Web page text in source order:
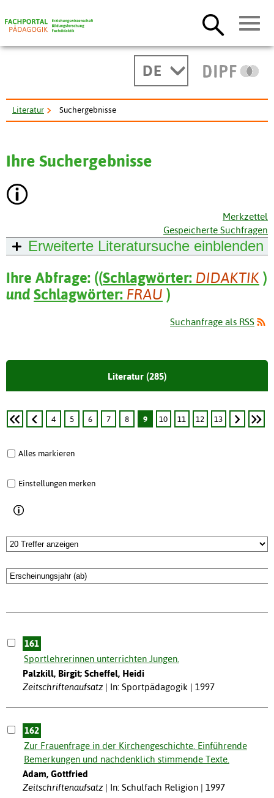
DE
Literatur Suchergebnisse
Ihre Suchergebnisse
Merkzettel
Gespeicherte Suchfragen
Erweiterte Literatursuche einblenden
Ihre Abfrage: ((Schlagwörter: DIDAKTIK )
und Schlagwörter: FRAU )
Suchanfrage als RSS
Literatur (285)
4 5 6 7 8 9 10 11 12 13
Alles markieren
Einstellungen merken
161
Sportlehrerinnen unterrichten Jungen.
Palzkill, Birgit; Scheffel, Heidi
Zeitschriftenaufsatz
In: Sportpädagogik | 1997
162
Zur Frauenfrage in der Kirchengeschichte. Einführende
Bemerkungen und nachdenklich stimmende Texte.
Adam, Gottfried
Zeitschriftenaufsatz
In: Schulfach Religion | 1997